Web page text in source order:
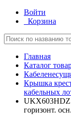
Войти
Корзина
Главная
Каталог
Крышка
кабельных
UKX603HDZ
горизонт.